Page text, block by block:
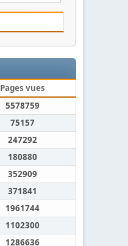
Pages vues
5578759
75157
247292
180880
352909
371841
1961744
1102300
1286636